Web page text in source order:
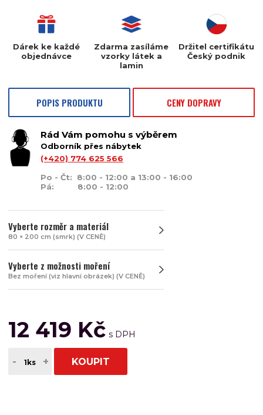
Dárek ke každé
objednávce
Zdarma zasíláme
vzorky látek a
lamin
Držitel certifikátu
Český podnik
POPIS PRODUKTU CENY DOPRAVY
Rád Vám pomohu s výběrem
Odborník přes nábytek
(+420) 774 625 566
Po - Čt: 8:00 - 12:00 a 13:00 - 16:00
Pá: 8:00 - 12:00
Vyberte rozměr a materiál
80 × 200 cm (smrk) (V CENĚ)
Vyberte z možnosti moření
Bez moření (viz hlavní obrázek) (V CENĚ)
12 419 Kč
- + KOUPIT